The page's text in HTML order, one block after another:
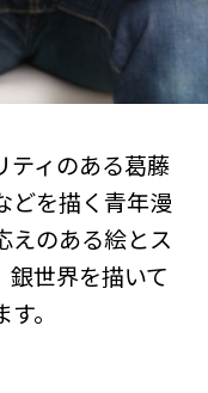
ティのある葛藤
どを描く青年漫
えのある絵とス
銀世界を描いて
。